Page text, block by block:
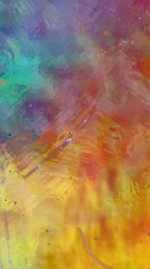
KATEGORILER
Astroloji ve Doğum Haritası
Dua Formülleri
Ezoterizm ve Bilgelik
Genel
Holistic Sağlık
İlişkiler
Ruhsal Enerji
Seans Deneyimleri
Spiritüel Teknikler
Son Yazılar
Medikal Astroloji
Zamanı Bükmek – Laya Holistic
Method